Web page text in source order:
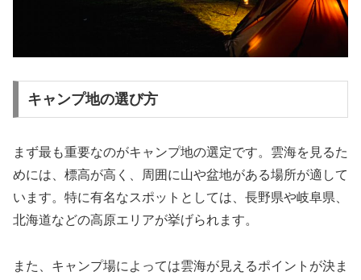
キャンプ地の選び方
まず最も重要なのがキャンプ地の選定です。雲海を見るた
めには、標高が高く、周囲に山や盆地がある場所が適して
います。特に有名なスポットとしては、長野県や岐阜県、
北海道などの高原エリアが挙げられます。
また、キャンプ場によっては雲海が見えるポイントが決ま